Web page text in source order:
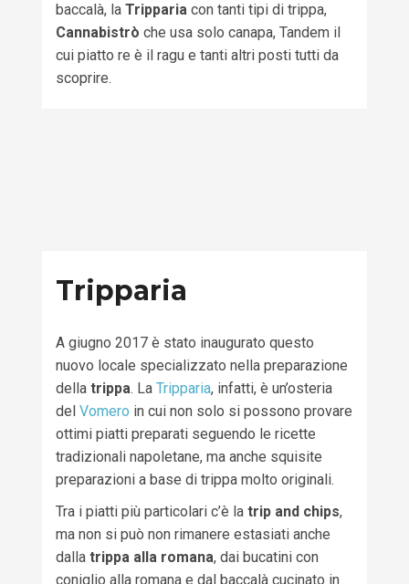
baccalà, la Trippariacon tanti tipi di trippa,
Cannabistrò che usa solo canapa, Tandem il
cui piatto re è il ragu e tanti altri posti tutti da
scoprire.
Tripparia
A giugno 2017 è stato inaugurato questo
nuovo locale specializzato nella preparazione
della trippa. La Tripparia, infatti, è un’osteria
del Vomero in cui non solo si possono provare
ottimi piatti preparati seguendo le ricette
tradizionali napoletane, ma anche squisite
preparazioni a base di trippa molto originali.
Tra i piatti più particolari c’è la trip and chips,
ma non si può non rimanere estasiati anche
dalla trippa alla romana, dai bucatini con
coniglio alla romana e dal baccalà cucinato in